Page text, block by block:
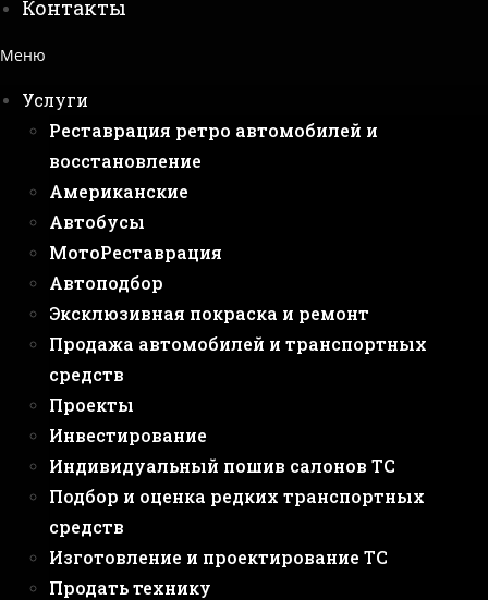
Контакты
Меню
Услуги
Реставрация ретро автомобилей и
восстановление
Американские
Автобусы
МотоРеставрация
Автоподбор
Эксклюзивная покраска и ремонт
Продажа автомобилей и транспортных
средств
Проекты
Инвестирование
Индивидуальный пошив салонов ТС
Подбор и оценка редких транспортных
средств
Изготовление и проектирование ТС
Продать технику